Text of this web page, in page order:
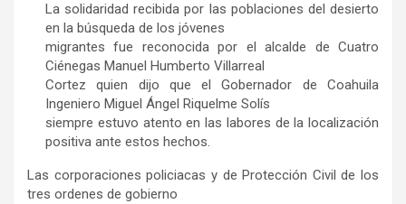
La solidaridad recibida por las poblaciones del desierto
en la búsqueda de los jóvenes
migrantes fue reconocida por el alcalde de Cuatro
Ciénegas Manuel Humberto Villarreal
Cortez quien dijo que el Gobernador de Coahuila
Ingeniero Miguel Ángel Riquelme Solís
siempre estuvo atento en las labores de la localización
positiva ante estos hechos.
Las corporaciones policiacas y de Protección Civil de los
tres ordenes de gobierno